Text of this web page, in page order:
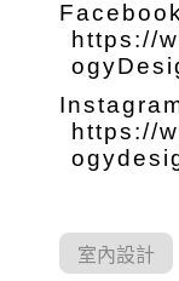
https://
https://
室內設計